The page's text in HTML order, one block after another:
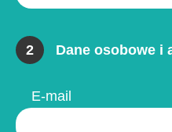
2 Dane osobowe i
E-mail